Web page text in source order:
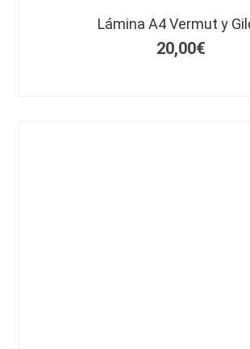
Lámina A4 Vermut y
20,00€